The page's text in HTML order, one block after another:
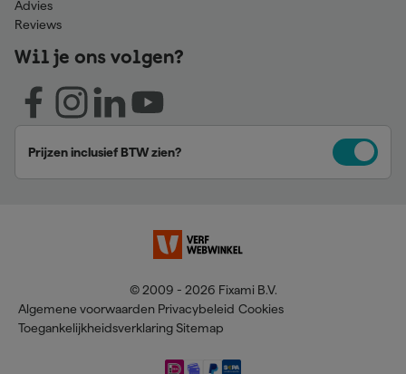
Advies
Reviews
Wil je ons volgen?
Prijzen inclusief BTW zien?
© 2009 - 2026 Fixami B.V.
Algemene voorwaarden Privacybeleid Cookies
Toegankelijkheidsverklaring Sitemap